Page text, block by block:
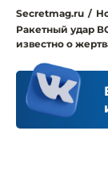
Secretmag.ru /
Ракетный удар
известно о